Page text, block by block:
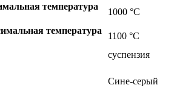
температура
1000 °С
температура
1100 °С
суспензия
Сине-серый